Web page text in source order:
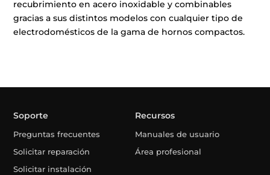
recubrimiento en acero inoxidable y combinables
gracias a sus distintos modelos con cualquier tipo de
electrodomésticos de la gama de hornos compactos.
Soporte
Preguntas frecuentes
Solicitar reparación
Solicitar instalación
Recursos
Manuales de usuario
Área profesional